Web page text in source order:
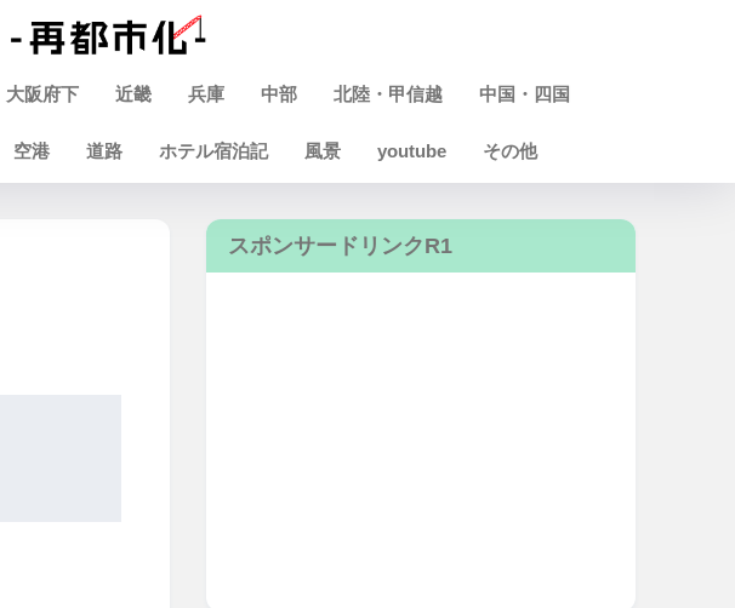
大阪府下 近畿 兵庫 中部 北陸・甲信越 中国・四国
空港 道路 ホテル宿泊記 風景 youtube その他
スポンサードリンクR1